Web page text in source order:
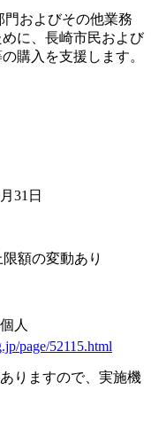
門およびその他業務
に、長崎市民および
購入を支援します。
31日
額の変動あり
人
page/52115.html
りますので、実施機